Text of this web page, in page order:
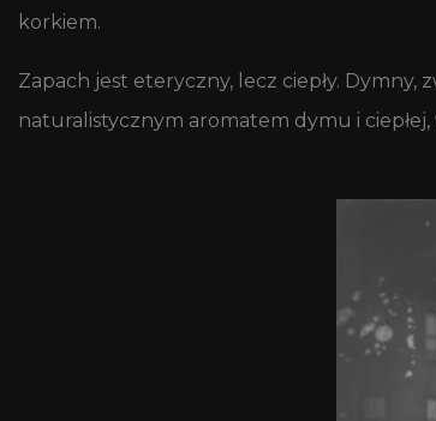
korkiem.
Zapach jest eteryczny, lecz ciepły.
naturalistycznym aromatem dymu i